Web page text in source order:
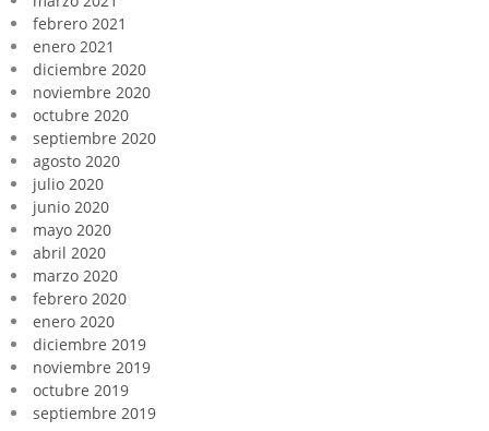
febrero 2021
enero 2021
diciembre 2020
noviembre 2020
octubre 2020
septiembre 2020
agosto 2020
julio 2020
junio 2020
mayo 2020
abril 2020
marzo 2020
febrero 2020
enero 2020
diciembre 2019
noviembre 2019
octubre 2019
septiembre 2019